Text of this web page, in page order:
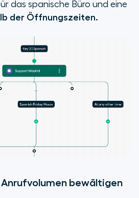
das spanische Büro und eine
der Öffnungszeiten.
bewältigen